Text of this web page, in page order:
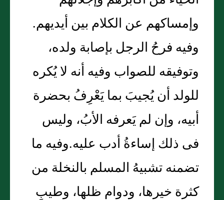
وإمساكهم عن الكلام بين أيديهم.
وفيه فرحُ الرجل بإصابة ولده،
وتوفيقه للصواب وفيه أنه لا يُكره
للولد أن يُجيبَ بما يَعْرِفُ بحضرة
أبيه، وإن لم يَعرفه الأبُ، وليس
فى ذلك إساءةُ أدب عليه.وفيه ما
تضمنه تشبيهُ المسلم بالنخلة من
كثرة خيرها، ودوامِ ظلها، وطيبِ